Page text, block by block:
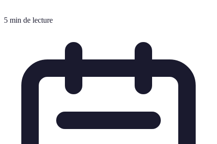
5 min de lecture